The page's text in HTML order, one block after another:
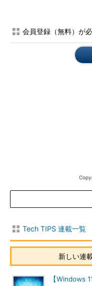
タスクマネージャーを起動する
］を選ぶと、以下の
が表示される。
会員登録（無料）が
Tech TIPS 連載一覧
新しい連
【Windows